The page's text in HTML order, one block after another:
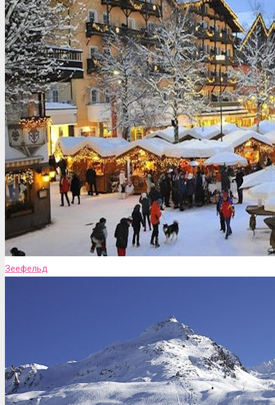
Зеефельд